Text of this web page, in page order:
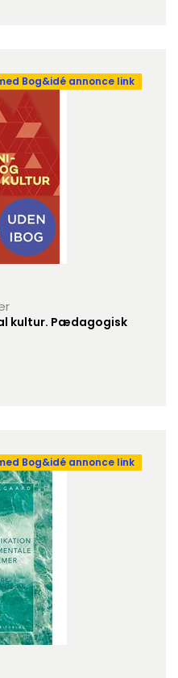
Bog&idé annonce link
kultur. Pædagogisk
Bog&idé annonce link